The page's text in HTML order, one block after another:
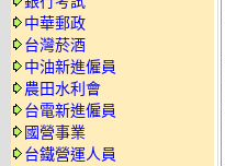
中華郵政
台灣菸酒
中油新進僱員
農田水利會
台電新進僱員
國營事業
台鐵營運人員